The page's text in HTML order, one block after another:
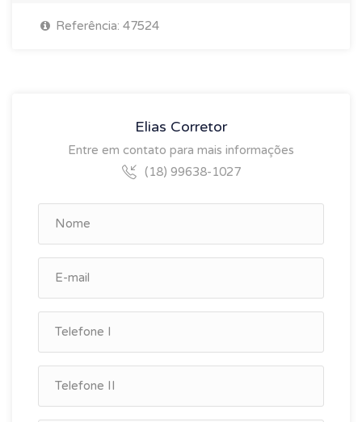
Referência: 47524
Elias Corretor
Entre em contato para mais informações
(18) 99638-1027